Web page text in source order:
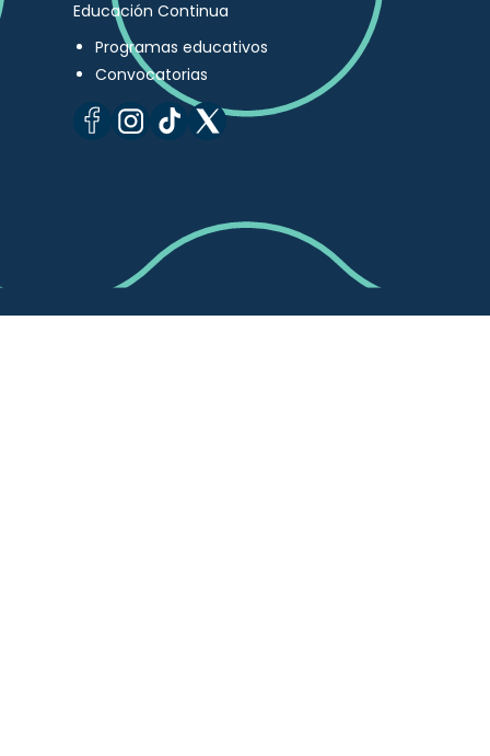
Educación Continua
Programas educativos
Convocatorias